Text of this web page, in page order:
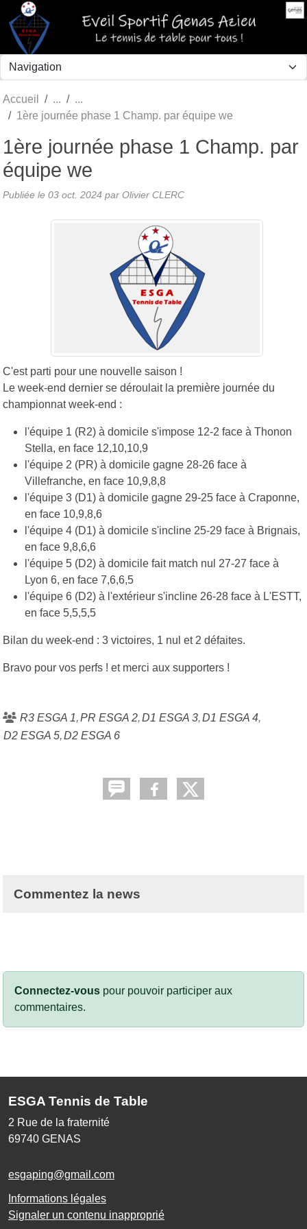
Accueil
1ère journée phase 1 Champ. par équipe we
1ère journée phase 1 Champ. par
équipe we
Publiée le 03 oct. 2024 par Olivier CLERC
C'est parti pour une nouvelle saison !
Le week-end dernier se déroulait la première journée du
championnat week-end :
l'équipe 1 (R2) à domicile s'impose 12-2 face à Thonon
Stella, en face 12,10,10,9
l'équipe 2 (PR) à domicile gagne 28-26 face à
Villefranche, en face 10,9,8,8
l'équipe 3 (D1) à domicile gagne 29-25 face à Craponne,
en face 10,9,8,6
l'équipe 4 (D1) à domicile s'incline 25-29 face à Brignais,
en face 9,8,6,6
l'équipe 5 (D2) à domicile fait match nul 27-27 face à
Lyon 6, en face 7,6,6,5
l'équipe 6 (D2) à l'extérieur s'incline 26-28 face à L'ESTT,
en face 5,5,5,5
Bilan du week-end : 3 victoires, 1 nul et 2 défaites.
Bravo pour vos perfs ! et merci aux supporters !
R3 ESGA 1 PR ESGA 2 D1 ESGA 3 D1 ESGA 4
D2 ESGA 5 D2 ESGA 6
Commentez la news
Connectez-vous pour pouvoir participer aux
commentaires.
ESGA Tennis de Table
2 Rue de la fraternité
69740 GENAS
esgaping@gmail.com
Informations légales
Signaler un contenu inapproprié
Panneau de gestion des cookies